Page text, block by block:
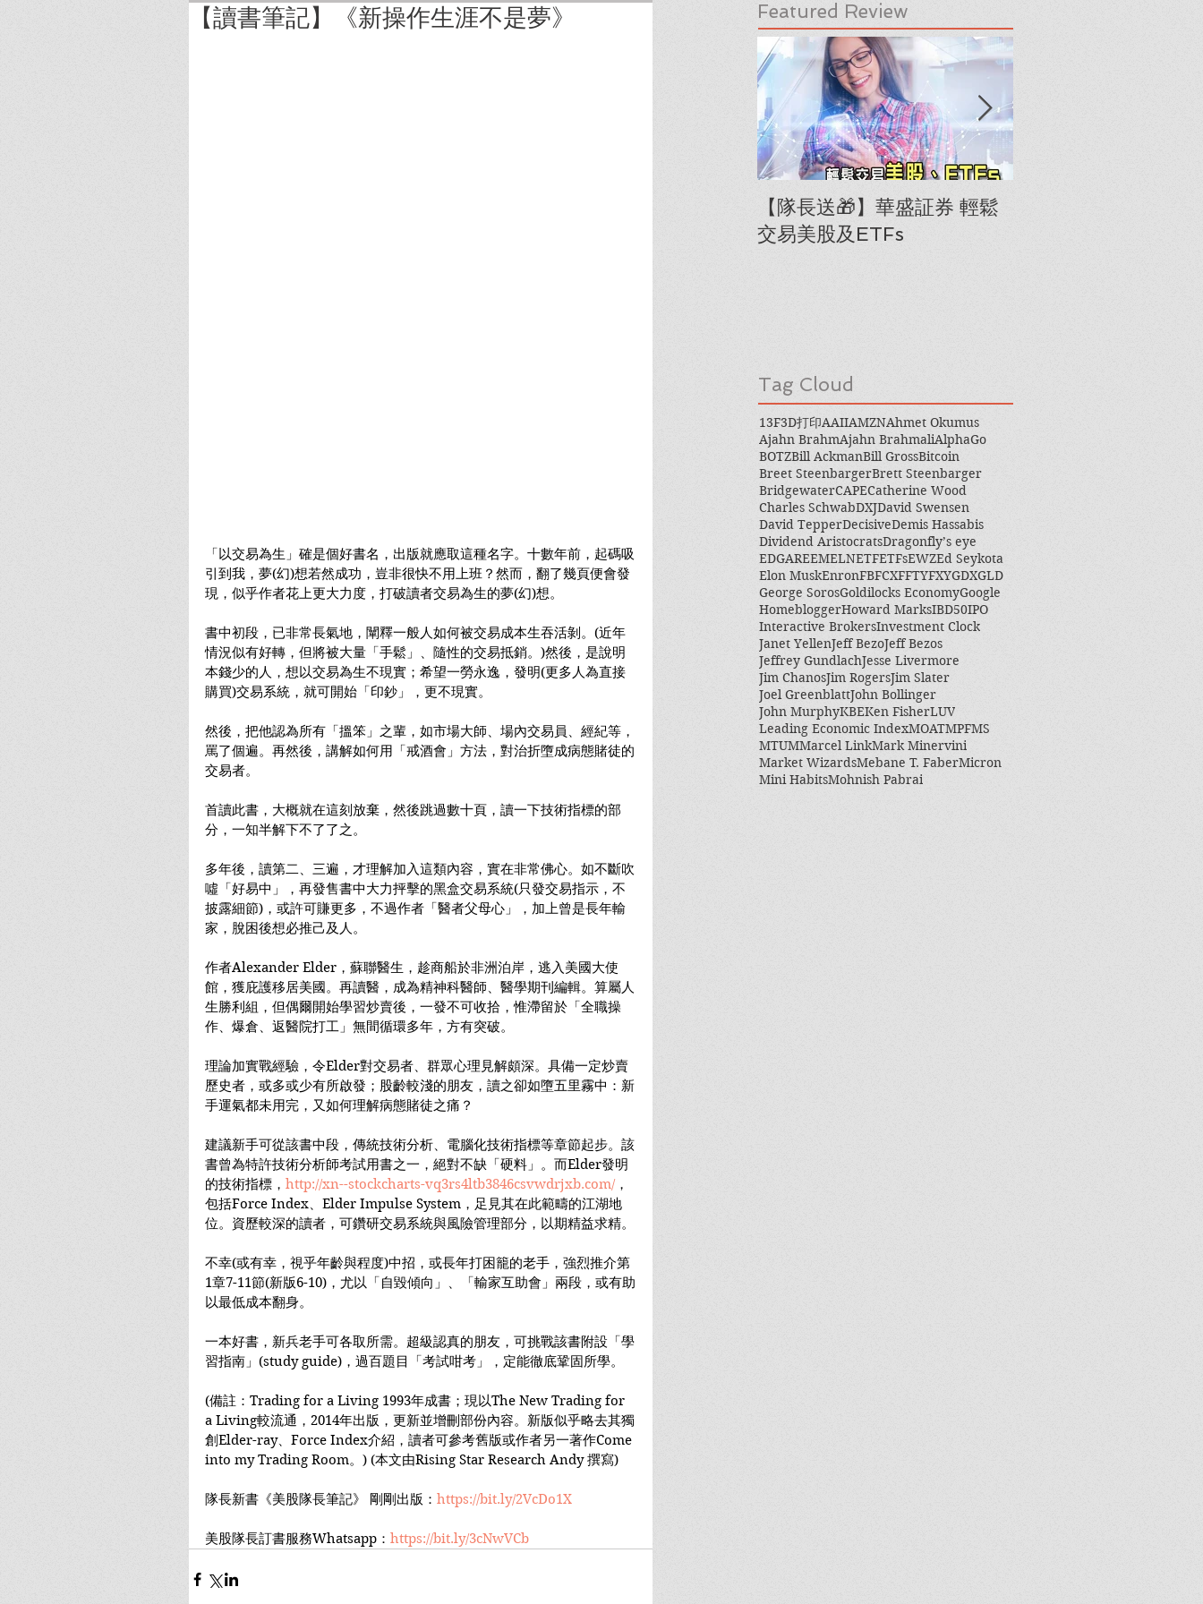
【讀書筆記】《新操作生涯不是夢》
「以交易為生」確是個好書名，出版就應取這種名字。十數年前，起碼吸
引到我，夢(幻)想若然成功，豈非很快不用上班？然而，翻了幾頁便會發
現，似乎作者花上更大力度，打破讀者交易為生的夢(幻)想。
書中初段，已非常長氣地，闡釋一般人如何被交易成本生吞活剝。(近年
情況似有好轉，但將被大量「手鬆」、隨性的交易抵銷。)然後，是說明
本錢少的人，想以交易為生不現實；希望一勞永逸，發明(更多人為直接
購買)交易系統，就可開始「印鈔」，更不現實。
然後，把他認為所有「搵笨」之輩，如市場大師、場內交易員、經紀等，
罵了個遍。再然後，講解如何用「戒酒會」方法，對治折墮成病態賭徒的
交易者。
首讀此書，大概就在這刻放棄，然後跳過數十頁，讀一下技術指標的部
分，一知半解下不了了之。
多年後，讀第二、三遍，才理解加入這類內容，實在非常佛心。如不斷吹
噓「好易中」，再發售書中大力抨擊的黑盒交易系統(只發交易指示，不
披露細節)，或許可賺更多，不過作者「醫者父母心」，加上曾是長年輸
家，脫困後想必推己及人。
作者Alexander Elder，蘇聯醫生，趁商船於非洲泊岸，逃入美國大使
館，獲庇護移居美國。再讀醫，成為精神科醫師、醫學期刊編輯。算屬人
生勝利組，但偶爾開始學習炒賣後，一發不可收拾，惟滯留於「全職操
作、爆倉、返醫院打工」無間循環多年，方有突破。
理論加實戰經驗，令Elder對交易者、群眾心理見解頗深。具備一定炒賣
歷史者，或多或少有所啟發；股齡較淺的朋友，讀之卻如墮五里霧中：新
手運氣都未用完，又如何理解病態賭徒之痛？
建議新手可從該書中段，傳統技術分析、電腦化技術指標等章節起步。該
書曾為特許技術分析師考試用書之一，絕對不缺「硬料」。而Elder發明
的技術指標， http://xn--stockcharts-vq3rs4ltb3846csvwdrjxb.com/，
包括Force Index、Elder Impulse System，足見其在此範疇的江湖地
位。資歷較深的讀者，可鑽研交易系統與風險管理部分，以期精益求精。
不幸(或有幸，視乎年齡與程度)中招，或長年打困籠的老手，強烈推介第
1章7-11節(新版6-10)，尤以「自毀傾向」、「輸家互助會」兩段，或有助
以最低成本翻身。
一本好書，新兵老手可各取所需。超級認真的朋友，可挑戰該書附設「學
習指南」(study guide)，過百題目「考試咁考」，定能徹底鞏固所學。
(備註：Trading for a Living 1993年成書；現以The New Trading for
a Living較流通，2014年出版，更新並增刪部份內容。新版似乎略去其獨
創Elder-ray、Force Index介紹，讀者可參考舊版或作者另一著作Come
into my Trading Room。) (本文由Rising Star Research Andy 撰寫)
隊長新書《美股隊長筆記》 剛剛出版： https://bit.ly/2VcDo1X
美股隊長訂書服務Whatsapp： https://bit.ly/3cNwVCb
Featured Review
【隊長送🎁】華盛証券 輕鬆
交易美股及ETFs
Tag Cloud
13F3D打印AAIIAMZNAhmet Okumus
Ajahn BrahmAjahn BrahmaliAlphaGo
BOTZBill AckmanBill GrossBitcoin
Breet SteenbargerBrett Steenbarger
BridgewaterCAPECatherine Wood
Charles SchwabDXJDavid Swensen
David TepperDecisiveDemis Hassabis
Dividend AristocratsDragonfly’s eye
EDGAREEMELNETFETFsEWZEd Seykota
Elon MuskEnronFBFCXFFTYFXYGDXGLD
George SorosGoldilocks EconomyGoogle
HomebloggerHoward MarksIBD50IPO
Interactive BrokersInvestment Clock
Janet YellenJeff BezoJeff Bezos
Jeffrey GundlachJesse Livermore
Jim ChanosJim RogersJim Slater
Joel GreenblattJohn Bollinger
John MurphyKBEKen FisherLUV
Leading Economic IndexMOATMPFMS
MTUMMarcel LinkMark Minervini
Market WizardsMebane T. FaberMicron
Mini HabitsMohnish Pabrai